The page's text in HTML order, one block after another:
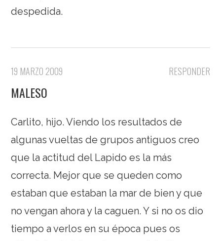
despedida.
RESPONDER
19 MARZO 2009
MALESO
Carlito, hijo. Viendo los resultados de
algunas vueltas de grupos antiguos creo
que la actitud del Lapido es la más
correcta. Mejor que se queden como
estaban que estaban la mar de bien y que
no vengan ahora y la caguen. Y si no os dio
tiempo a verlos en su época pues os